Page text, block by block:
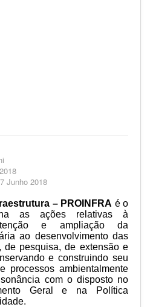
Junho 2018
– PROINFRA é o
as ações relativas à
e ampliação da
ao desenvolvimento das
de pesquisa, de extensão e
e construindo seu
processos ambientalmente
com o disposto no
Geral e na Política